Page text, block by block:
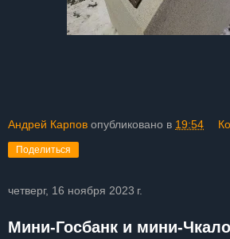
Андрей Карпов опубликовано в 19:54
Поделиться
четверг, 16 ноября 2023 г.
Мини-Госбанк и мини-